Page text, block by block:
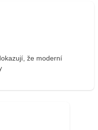
že moderní